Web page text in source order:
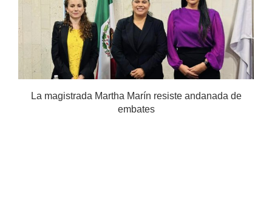
La magistrada Martha Marín resiste andanada de
embates